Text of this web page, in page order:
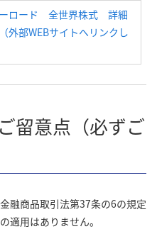
ロード 全世界株式 詳細
外部WEBサイトへリンクし
留意点（必ずご
融商品取引法第37条の6の規定
適用はありません。